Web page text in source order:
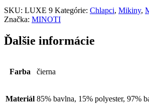
SKU: LUXE 9 Kategórie: Chlapci, Mikiny,
Značka: MINOTI
Ďalšie informácie
Farba čierna
Materiál 85% bavlna, 15% polyester, 97%